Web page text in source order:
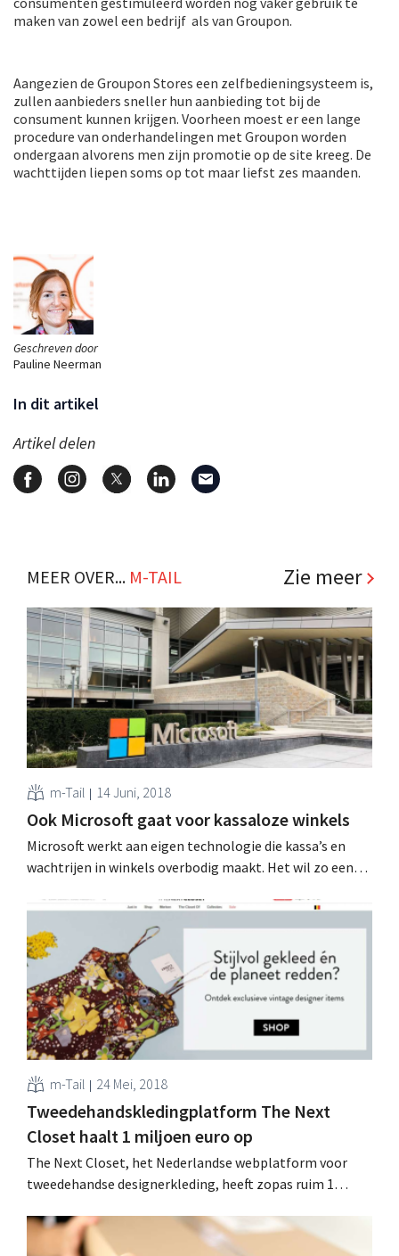
Geschreven door
Pauline Neerman
In dit artikel
Artikel delen
maken van zowel een bedrijf als van Groupon.
Aangezien de Groupon Stores een zelfbedieningsysteem is,
zullen aanbieders sneller hun aanbieding tot bij de
consument kunnen krijgen. Voorheen moest er een lange
procedure van onderhandelingen met Groupon worden
ondergaan alvorens men zijn promotie op de site kreeg. De
wachttijden liepen soms op tot maar liefst zes maanden.
MEER OVER... M-TAIL Zie meer
m-Tail 14 Juni, 2018
Ook Microsoft gaat voor kassaloze winkels
Microsoft werkt aan eigen technologie die kassa’s en
wachtrijen in winkels overbodig maakt. Het wil zo een
strijd tegen Amazon Go. Winkelkar automatisch
scannen Kassaloze winkels zijn de nieuwe hype in
retailland, zeker in supermarkten en buurtwinkels:
behalve de volledig kassaloze...
m-Tail 24 Mei, 2018
Tweedehandskledingplatform The Next
Closet haalt 1 miljoen euro op
The Next Closet, het Nederlandse webplatform voor
tweedehandse designerkleding, heeft zopas ruim 1
onder meer de vandaag gelanceerde Belgische website
moet financieren. Modelandschap verduurzamen Het